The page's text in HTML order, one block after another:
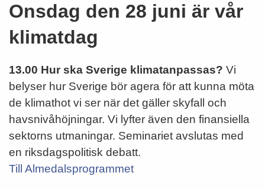
Onsdag den 28 juni är vår
klimatdag
13.00 Hur ska Sverige klimatanpassas? Vi
belyser hur Sverige bör agera för att kunna möta
de klimathot vi ser när det gäller skyfall och
havsnivåhöjningar. Vi lyfter även den finansiella
sektorns utmaningar. Seminariet avslutas med
en riksdagspolitisk debatt.
Till Almedalsprogrammet